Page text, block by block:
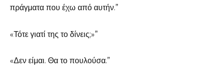
πράγματα που έχω από αυτήν.”
«Τότε γιατί της το δίνεις;»”
«Δεν είμαι. Θα το πουλούσα.”